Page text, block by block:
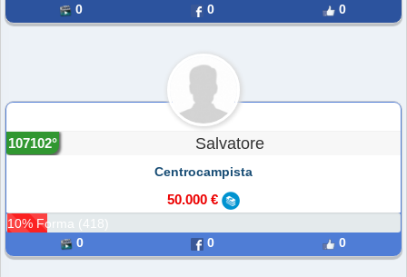
0
0 0
Salvatore
107102°
Centrocampista
50.000 €
10% Forma (418)
0
0 0